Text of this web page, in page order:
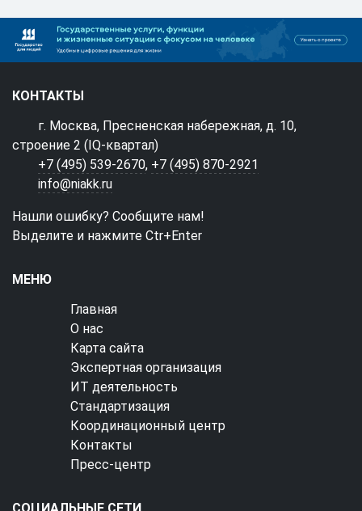
КОНТАКТЫ
г. Москва, Пресненская набережная, д. 10,
строение 2 (IQ-квартал)
+7 (495) 539-2670, +7 (495) 870-2921
info@niakk.ru
Нашли ошибку? Сообщите нам!
Выделите и нажмите Ctr+Enter
МЕНЮ
Главная
О нас
Карта сайта
Экспертная организация
ИТ деятельность
Стандартизация
Координационный центр
Контакты
Пресс-центр